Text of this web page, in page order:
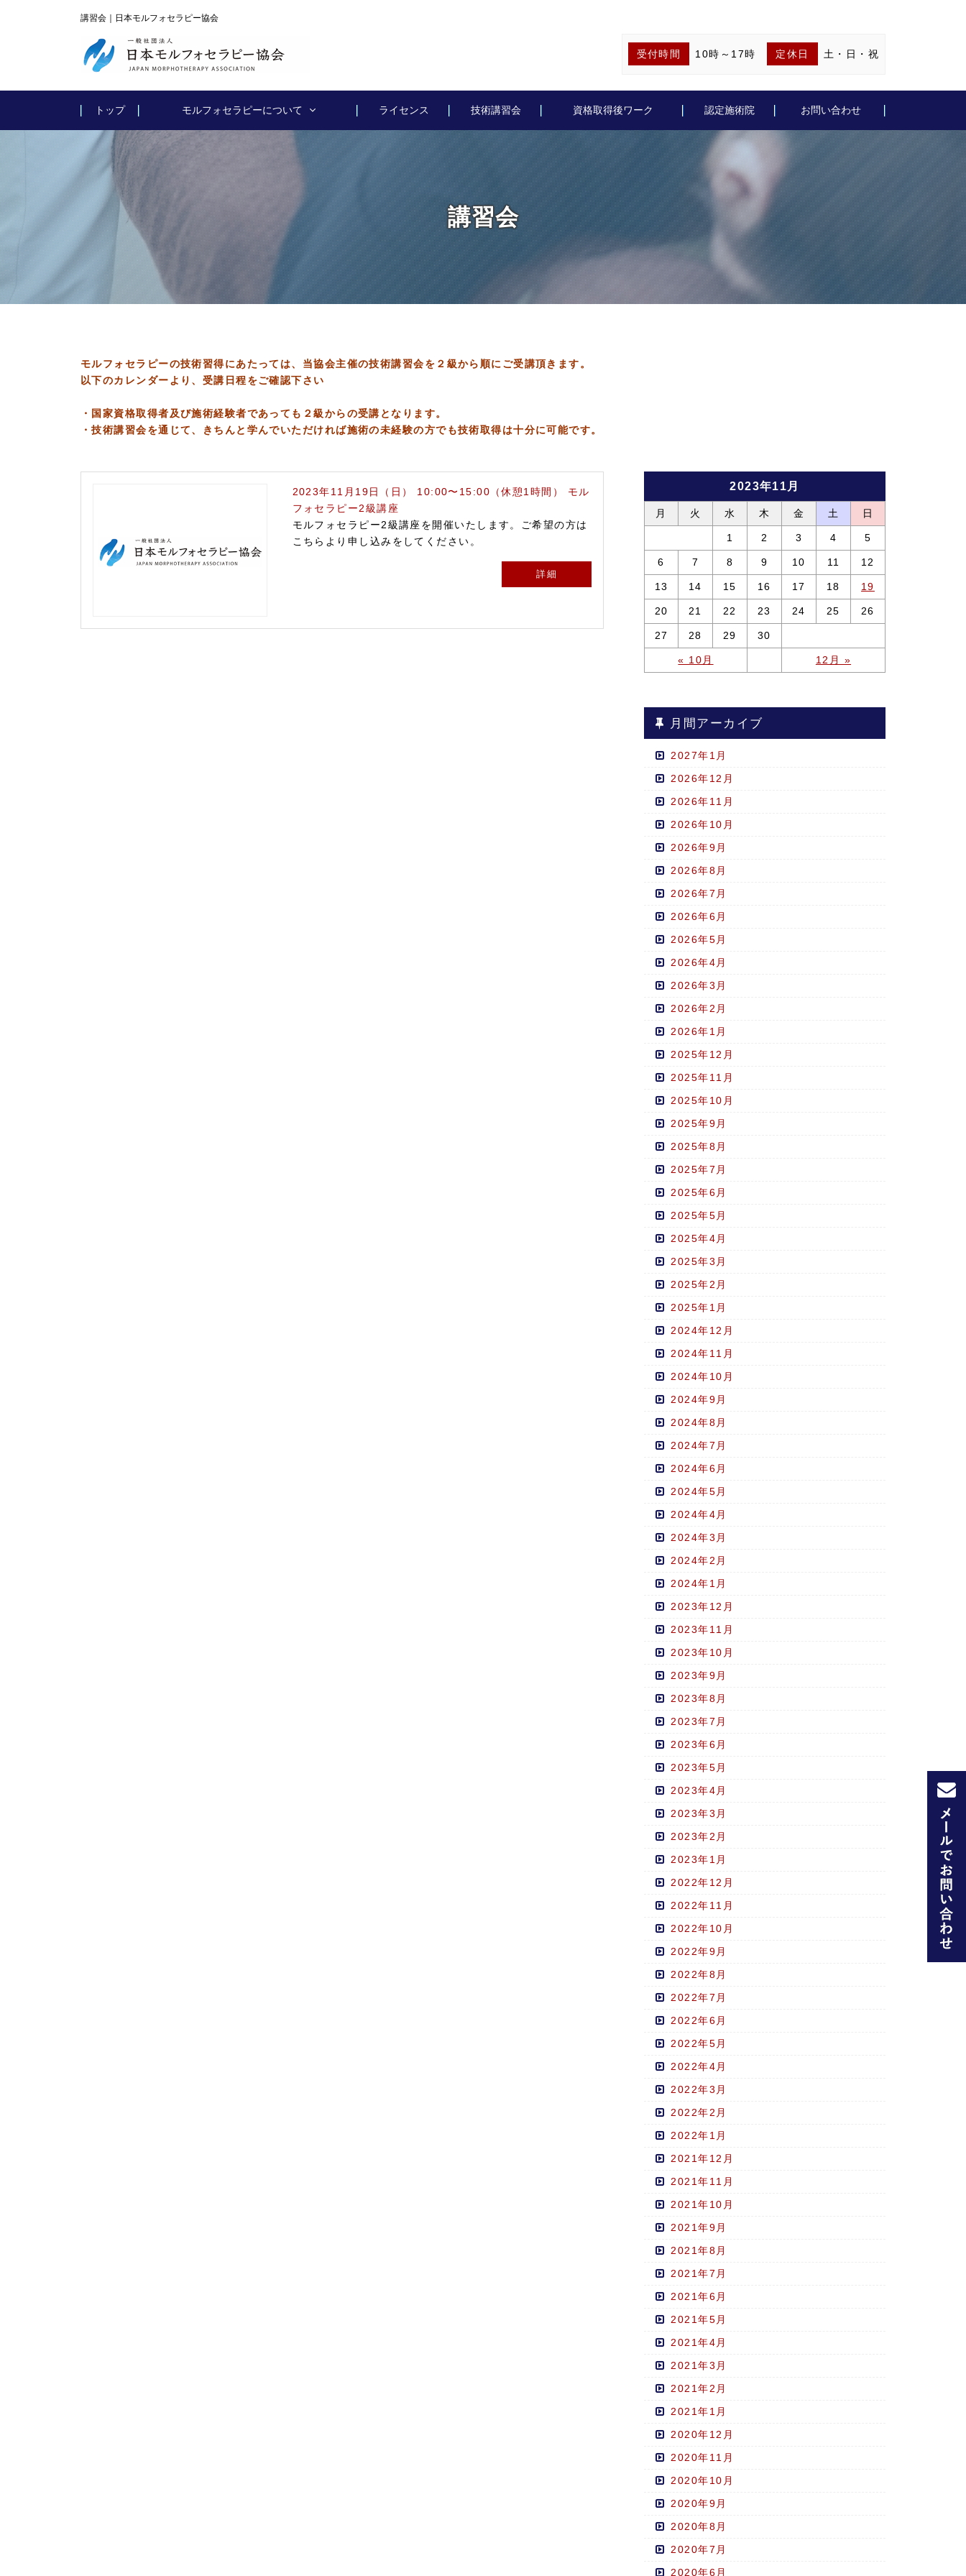
講習会｜日本モルフォセラピー協会
受付時間 10時～17時 定休日 土・日・祝
トップ モルフォセラピーについて ライセンス 技術講習会 資格取得後ワーク 認定施術院 お問い合わせ
講習会
モルフォセラピーの技術習得にあたっては、当協会主催の技術講習会を２級から順にご受講頂きます。
以下のカレンダーより、受講日程をご確認下さい
・国家資格取得者及び施術経験者であっても２級からの受講となります。
・技術講習会を通じて、きちんと学んでいただければ施術の未経験の方でも技術取得は十分に可能です。
2023年11月19日（日） 10:00〜15:00（休憩1時間） モル
フォセラピー2級講座
モルフォセラピー2級講座を開催いたします。ご希望の方は
こちらより申し込みをしてください。
詳細
2023年11月
月 火 水 木 金 土 日
« 10月 12月 »
1 2 3 4 5
6 7 8 9 10 11 12
13 14 15 16 17 18 19
20 21 22 23 24 25 26
27 28 29 30
月間アーカイブ
2027年1月
2026年12月
2026年11月
2026年10月
2026年9月
2026年8月
2026年7月
2026年6月
2026年5月
2026年4月
2026年3月
2026年2月
2026年1月
2025年12月
2025年11月
2025年10月
2025年9月
2025年8月
2025年7月
2025年6月
2025年5月
2025年4月
2025年3月
2025年2月
2025年1月
2024年12月
2024年11月
2024年10月
2024年9月
2024年8月
2024年7月
2024年6月
2024年5月
2024年4月
2024年3月
2024年2月
2024年1月
2023年12月
2023年11月
2023年10月
2023年9月
2023年8月
2023年7月
2023年6月
2023年5月
2023年4月
2023年3月
2023年2月
2023年1月
2022年12月
2022年11月
2022年10月
2022年9月
2022年8月
2022年7月
2022年6月
2022年5月
2022年4月
2022年3月
2022年2月
2022年1月
2021年12月
2021年11月
2021年10月
2021年9月
2021年8月
2021年7月
2021年6月
2021年5月
2021年4月
2021年3月
2021年2月
2021年1月
2020年12月
2020年11月
2020年10月
2020年9月
2020年8月
2020年7月
2020年6月